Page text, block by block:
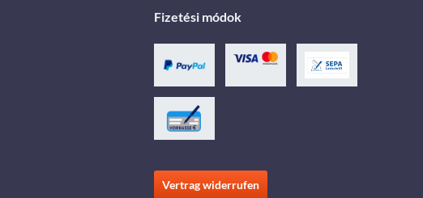
Fizetési módok
Vertrag widerrufen